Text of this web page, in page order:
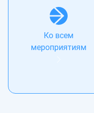
Ко всем
мероприятиям